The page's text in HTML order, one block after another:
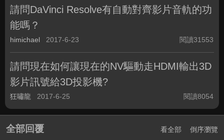
請問DaVinci Resolve有自動對齊影片音軌的功
能嗎？
himichael 2017-6-23 閱讀31553
請問現在如何讓現在的NV驅動走HDMI輸出3D
影片訊號給3D投影機?
狂嘯龍 2017-6-25 閱讀8054
全部回覆 看全部 倒序瀏覽